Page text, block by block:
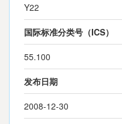
Y22
国际标准分类号（ICS）
55.100
发布日期
2008-12-30